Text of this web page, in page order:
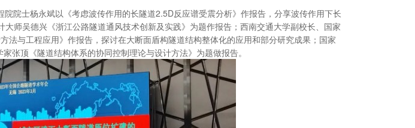
院士杨永斌以《考虑波传作用的长隧道2.5D反应谱受震分析》作报告，分享波传作用下长
师吴德兴《浙江公路隧道通风技术创新及实践》为题作报告；西南交通大学副校长、国家
法与工程应用》作报告，探讨在大断面盾构隧道结构整体化的应用和部分研究成果；国家
张顶《隧道结构体系的协同控制理论与设计方法》为题做报告。